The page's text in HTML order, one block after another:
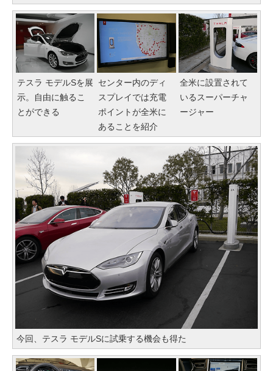
テスラ モデルSを展
示。自由に触るこ
とができる
センター内のディ
スプレイでは充電
ポイントが全米に
あることを紹介
全米に設置されて
いるスーパーチャ
ージャー
今回、テスラ モデルSに試乗する機会も得た